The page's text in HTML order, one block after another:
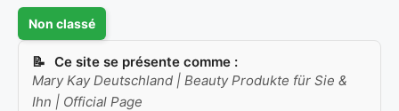
Non classé
Ce site se présente comme :
Mary Kay Deutschland | Beauty Produkte für Sie &
Ihn | Official Page